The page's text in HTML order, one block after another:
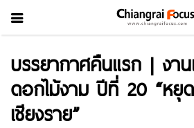
บรรยากาศคืนแรก | งาน
ดอกไม้งาม ปีที่ 20 “หยุด
เชียงราย”